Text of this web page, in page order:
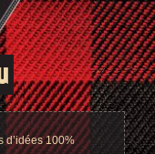
d’idées 100%